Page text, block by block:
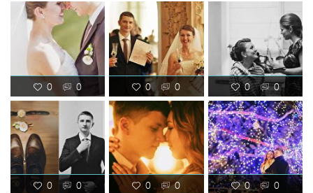
0 0 0 0 0 0
0 0 0 0 0 0